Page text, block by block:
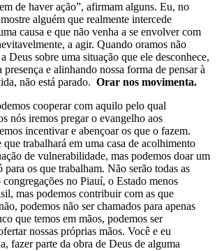
de haver ação”, afirmam alguns. Eu, no
alguém que realmente intercede
causa e que não venha a se envolver com
a agir. Quando oramos não
Deus sobre uma situação que ele desconhece,
presença e alinhando nossa forma de pensar à
não está parado. Orar nos movimenta.
cooperar com aquilo pelo qual
nós iremos pregar o evangelho aos
incentivar e abençoar os que o fazem.
que trabalhará em uma casa de acolhimento
de vulnerabilidade, mas podemos doar um
para os que trabalham. Não serão todas as
no Piauí, o Estado menos
mas podemos contribuir com as que
podemos não ser chamados para apenas
que temos em mãos, podemos ser
nossas próprias mãos. Você e eu
fazer parte da obra de Deus de alguma